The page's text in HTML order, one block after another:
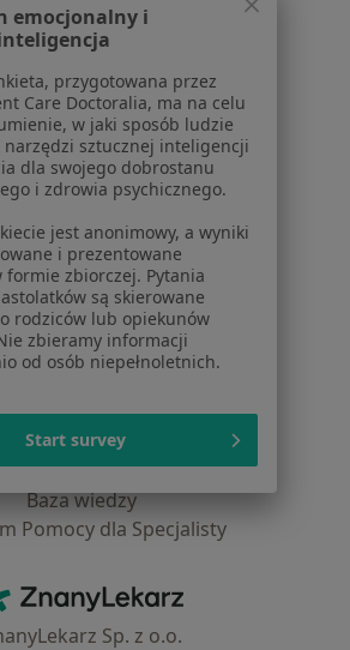
Dla pacjentów
Lekarze
medyczne
i odpowiedzi
Usługi i zabiegi
Choroby
Pomoc
Aplikacje mobilne
dla pacjentów
profesjonalistów
Dla lekarzy
placówek medycznych
Notes nowość
Baza wiedzy
Pomocy dla Specjalisty
ZnanyLekarz - Strona główna
Sp. z o.o.
emocjonalny i
przygotowana przez
Care Doctoralia, ma na celu
w jaki sposób ludzie
narzędzi sztucznej inteligencji
dla swojego dobrostanu
i zdrowia psychicznego.
jest anonimowy, a wyniki
i prezentowane
formie zbiorczej. Pytania
są skierowane
rodziców lub opiekunów
zbieramy informacji
od osób niepełnoletnich.
Start survey